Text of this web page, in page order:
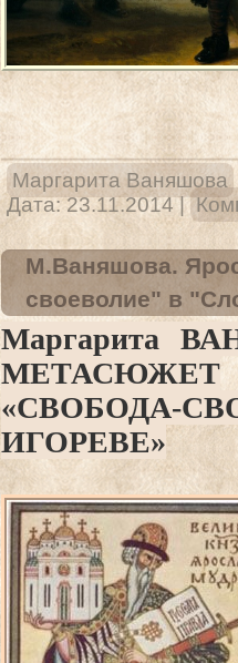
Маргарита Ваняшова
Дата: 23.11.2014 |
М.Ваняшова.
своеволие" в
Маргарита
МЕТАСЮЖЕТ
«СВОБОДА-
ИГОРЕВЕ»